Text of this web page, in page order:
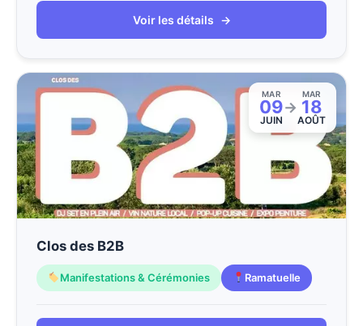
Voir les détails →
MAR
09
JUIN
→
MAR
18
AOÛT
Clos des B2B
Manifestations & Cérémonies Ramatuelle